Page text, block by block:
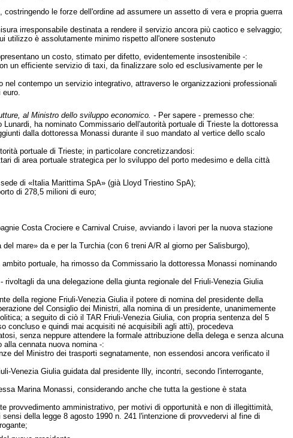
le forze dell'ordine ad assumere un assetto di vera e propria guerra
irresponsabile destinata a rendere il servizio ancora più caotico e selvaggio;
utilizzo è assolutamente minimo rispetto all'onere sostenuto
un costo, stimato per difetto, evidentemente insostenibile -:
un efficiente servizio di taxi, da finalizzare solo ed esclusivamente per le
contempo un servizio integrativo, attraverso le organizzazioni professionali
al Ministro dello sviluppo economico. -Per sapere - premesso che:
ha nominato Commissario dell'autorità portuale di Trieste la dottoressa
dalla dottoressa Monassi durante il suo mandato al vertice dello scalo
portuale di Trieste; in particolare concretizzandosi:
di area portuale strategica per lo sviluppo del porto medesimo e della città
di «Italia Marittima SpA» (già Lloyd Triestino SpA);
di 278,5 milioni di euro;
Costa Crociere e Carnival Cruise, avviando i lavori per la nuova stazione
mare» da e per la Turchia (con 6 treni A/R al giorno per Salisburgo),
portuale, ha rimosso da Commissario la dottoressa Monassi nominando
da una delegazione della giunta regionale del Friuli-Venezia Giulia
della regione Friuli-Venezia Giulia il potere di nomina del presidente della
del Consiglio dei Ministri, alla nomina di un presidente, unanimemente
a seguito di ciò il TAR Friuli-Venezia Giulia, con propria sentenza del 5
concluso e quindi mai acquisiti né acquisibili agli atti), procedeva
senza neppure attendere la formale attribuzione della delega e senza alcuna
cennata nuova nomina -:
del Ministro dei trasporti segnatamente, non essendosi ancora verificato il
Venezia Giulia guidata dal presidente Illy, incontri, secondo l'interrogante,
Marina Monassi, considerando anche che tutta la gestione è stata
provvedimento amministrativo, per motivi di opportunità e non di illegittimità,
della legge 8 agosto 1990 n. 241 l'intenzione di provvedervi al fine di